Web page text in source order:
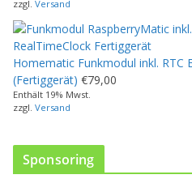
o
d
u
k
t
w
t
zzgl. Versand
Homematic Funkmodul inkl. RTC
(Fertiggerät) €79,00
Enthält 19% Mwst.
zzgl. Versand
Sponsoring